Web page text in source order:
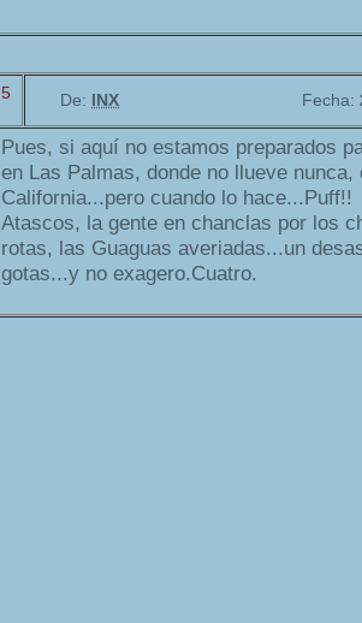
5 De: INX Fecha:
Pues, si aquí no estamos preparados
en Las Palmas, donde no llueve nunca,
California...pero cuando lo hace...Puff!!
Atascos, la gente en chanclas por los
rotas, las Guaguas averiadas...un
gotas...y no exagero.Cuatro.